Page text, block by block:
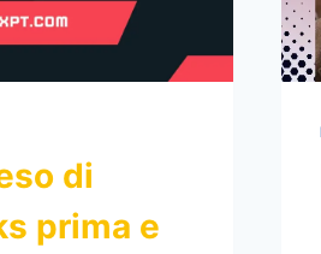
di
prima e